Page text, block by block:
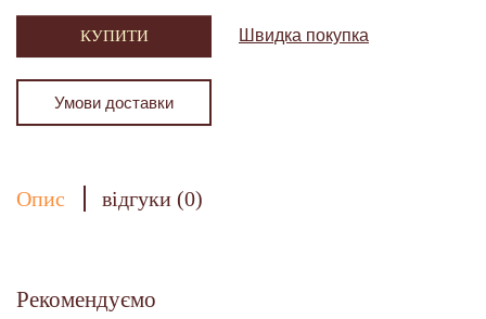
КУПИТИ Швидка покупка
Умови доставки
Опис відгуки (0)
Рекомендуємо